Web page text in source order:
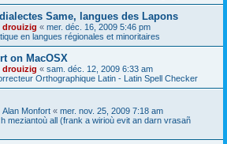
Same, langues des Lapons
drouizig « mer. déc. 16, 2009 5:46 pm
en langues régionales et minoritaires
on MacOSX
drouizig « sam. déc. 12, 2009 6:33 am
Orthographique Latin - Latin Spell Checker
Alan Monfort « mer. nov. 25, 2009 7:18 am
meziantoù all (frank a wirioù evit an darn vrasañ